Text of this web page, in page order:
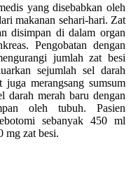
yang disebabkan oleh
makanan sehari-hari. Zat
disimpan di dalam organ
Pengobatan dengan
jumlah zat besi
sejumlah sel darah
merangsang sumsum
darah merah baru dengan
oleh tubuh. Pasien
sebanyak 450 ml
mg zat besi.